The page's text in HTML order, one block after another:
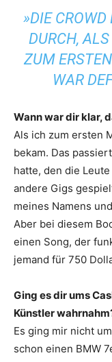
»DIE
DURCH,
ZUM
WAR
Wann war dir klar,
Als ich zum ersten
bekam. Das
hatte, den die
andere Gigs
meines Namens
Aber bei diesem
einen Song, der
jemand für 750
Ging es dir ums
Künstler
Es ging mir nicht
schon einen BMW